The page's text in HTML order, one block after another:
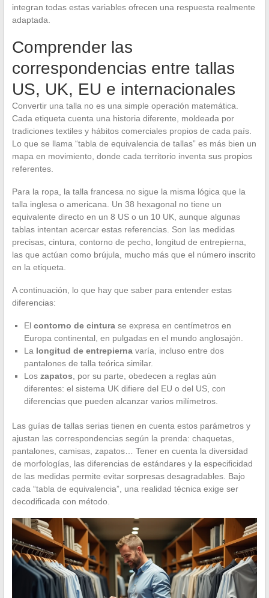
integran todas estas variables ofrecen una respuesta realmente
adaptada.
Comprender las
correspondencias entre tallas
US, UK, EU e internacionales
Convertir una talla no es una simple operación matemática.
Cada etiqueta cuenta una historia diferente, moldeada por
tradiciones textiles y hábitos comerciales propios de cada país.
Lo que se llama “tabla de equivalencia de tallas” es más bien un
mapa en movimiento, donde cada territorio inventa sus propios
referentes.
Para la ropa, la talla francesa no sigue la misma lógica que la
talla inglesa o americana. Un 38 hexagonal no tiene un
equivalente directo en un 8 US o un 10 UK, aunque algunas
tablas intentan acercar estas referencias. Son las medidas
precisas, cintura, contorno de pecho, longitud de entrepierna,
las que actúan como brújula, mucho más que el número inscrito
en la etiqueta.
A continuación, lo que hay que saber para entender estas
diferencias:
El contorno de cinturase expresa en centímetros en
Europa continental, en pulgadas en el mundo anglosajón.
La longitud de entrepiernavaría, incluso entre dos
pantalones de talla teórica similar.
Los zapatos , por su parte, obedecen a reglas aún
diferentes: el sistema UK difiere del EU o del US, con
diferencias que pueden alcanzar varios milímetros.
Las guías de tallas serias tienen en cuenta estos parámetros y
ajustan las correspondencias según la prenda: chaquetas,
pantalones, camisas, zapatos… Tener en cuenta la diversidad
de morfologías, las diferencias de estándares y la especificidad
de las medidas permite evitar sorpresas desagradables. Bajo
cada “tabla de equivalencia”, una realidad técnica exige ser
decodificada con método.